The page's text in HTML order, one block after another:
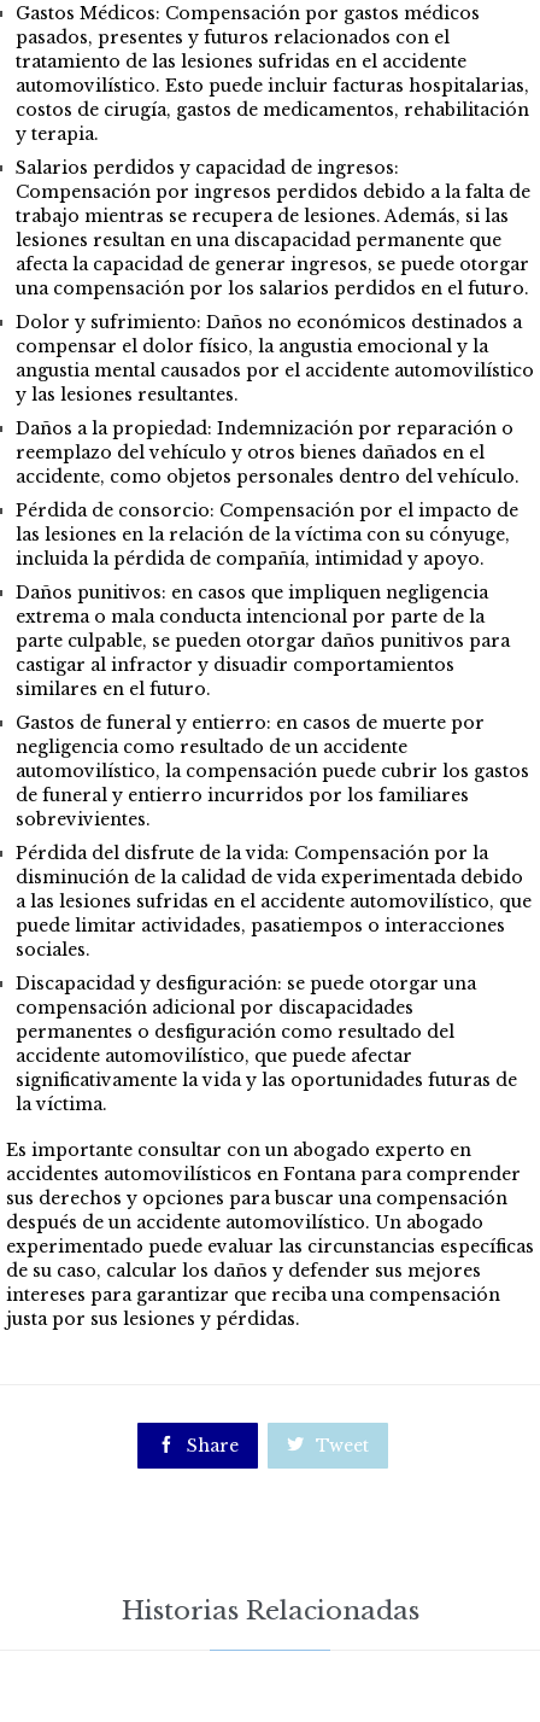
Gastos Médicos: Compensación por gastos médicos
pasados, presentes y futuros relacionados con el
tratamiento de las lesiones sufridas en el accidente
automovilístico. Esto puede incluir facturas hospitalarias,
costos de cirugía, gastos de medicamentos, rehabilitación
y terapia.
Salarios perdidos y capacidad de ingresos:
Compensación por ingresos perdidos debido a la falta de
trabajo mientras se recupera de lesiones. Además, si las
lesiones resultan en una discapacidad permanente que
afecta la capacidad de generar ingresos, se puede otorgar
una compensación por los salarios perdidos en el futuro.
Dolor y sufrimiento: Daños no económicos destinados a
compensar el dolor físico, la angustia emocional y la
angustia mental causados por el accidente automovilístico
y las lesiones resultantes.
Daños a la propiedad: Indemnización por reparación o
reemplazo del vehículo y otros bienes dañados en el
accidente, como objetos personales dentro del vehículo.
Pérdida de consorcio: Compensación por el impacto de
las lesiones en la relación de la víctima con su cónyuge,
incluida la pérdida de compañía, intimidad y apoyo.
Daños punitivos: en casos que impliquen negligencia
extrema o mala conducta intencional por parte de la
parte culpable, se pueden otorgar daños punitivos para
castigar al infractor y disuadir comportamientos
similares en el futuro.
Gastos de funeral y entierro: en casos de muerte por
negligencia como resultado de un accidente
automovilístico, la compensación puede cubrir los gastos
de funeral y entierro incurridos por los familiares
sobrevivientes.
Pérdida del disfrute de la vida: Compensación por la
disminución de la calidad de vida experimentada debido
a las lesiones sufridas en el accidente automovilístico, que
puede limitar actividades, pasatiempos o interacciones
sociales.
Discapacidad y desfiguración: se puede otorgar una
compensación adicional por discapacidades
permanentes o desfiguración como resultado del
accidente automovilístico, que puede afectar
significativamente la vida y las oportunidades futuras de
la víctima.
Es importante consultar con un abogado experto en
accidentes automovilísticos en Fontana para comprender
sus derechos y opciones para buscar una compensación
después de un accidente automovilístico. Un abogado
experimentado puede evaluar las circunstancias específicas
de su caso, calcular los daños y defender sus mejores
intereses para garantizar que reciba una compensación
justa por sus lesiones y pérdidas.
 Share  Tweet
Historias Relacionadas